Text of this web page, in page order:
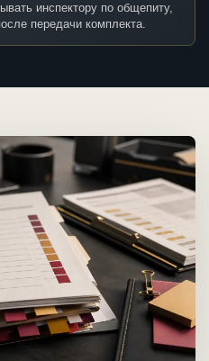
инспектору по общепиту,
передачи комплекта.